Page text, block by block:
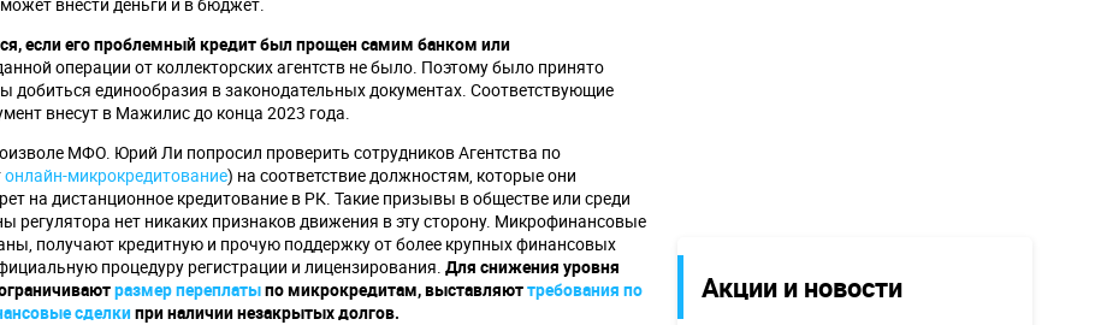
Акции и новости
если его проблемный кредит был прощен самим банком или
операции от коллекторских агентств не было. Поэтому было принято
единообразия в законодательных документах. Соответствующие
внесут в Мажилис до конца 2023 года.
МФО. Юрий Ли попросил проверить сотрудников Агентства по
онлайн-микрокредитование) на соответствие должностям, которые они
на дистанционное кредитование в РК. Такие призывы в обществе или среди
регулятора нет никаких признаков движения в эту сторону. Микрофинансовые
получают кредитную и прочую поддержку от более крупных финансовых
процедуру регистрации и лицензирования. Для снижения уровня
размер переплатыпо микрокредитам, выставляюттребования по
сделкипри наличии незакрытых долгов.